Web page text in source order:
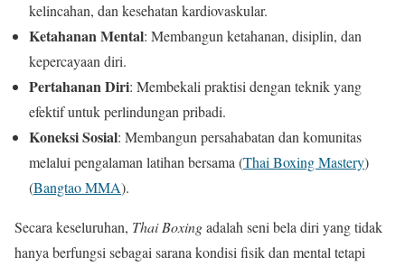
kelincahan, dan kesehatan kardiovaskular.
Ketahanan Mental: Membangun ketahanan, disiplin, dan
kepercayaan diri.
Pertahanan Diri: Membekali praktisi dengan teknik yang
efektif untuk perlindungan pribadi.
Koneksi Sosial: Membangun persahabatan dan komunitas
melalui pengalaman latihan bersama​ (Thai Boxing Mastery)
(Bangtao MMA)​.
Secara keseluruhan, Thai Boxingadalah seni bela diri yang tidak
hanya berfungsi sebagai sarana kondisi fisik dan mental tetapi